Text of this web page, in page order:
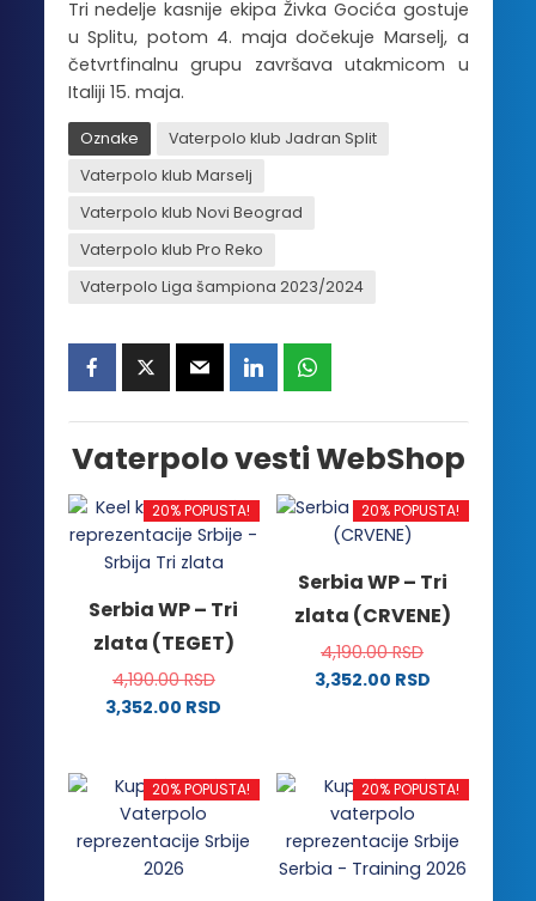
Tri nedelje kasnije ekipa Živka Gocića gostuje
u Splitu, potom 4. maja dočekuje Marselj, a
četvrtfinalnu grupu završava utakmicom u
Italiji 15. maja.
Oznake
Vaterpolo klub Jadran Split
Vaterpolo klub Marselj
Vaterpolo klub Novi Beograd
Vaterpolo klub Pro Reko
Vaterpolo Liga šampiona 2023/2024
Vaterpolo vesti WebShop
20% POPUSTA!
Serbia WP – Tri
zlata (TEGET)
4,190.00RSD
3,352.00 RSD
ima
više
varijanti.
Opcije
20% POPUSTA!
Serbia WP – Tri
zlata (CRVENE)
4,190.00RSD
3,352.00 RSD
više
varijanti.
Opcije
mogu
20% POPUSTA! 20% POPUSTA!